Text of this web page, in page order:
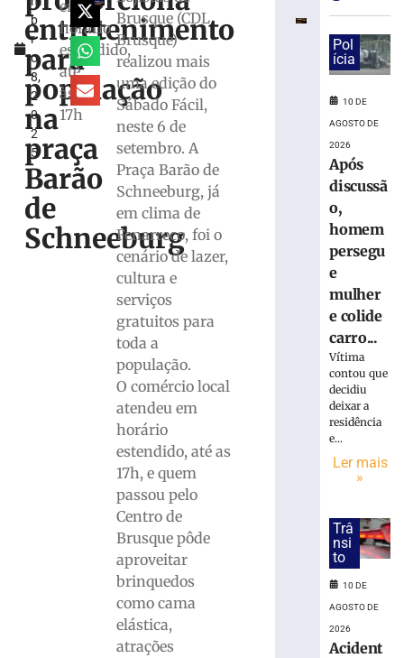
b
r
o
8,
2
0
2
5
entretenimento
para
população
na
praça
Barão
de
Schneeburg
em
horário
estendido,
até
às
17h
Brusque (CDL
Brusque)
realizou mais
uma edição do
Sábado Fácil,
neste 6 de
setembro. A
Praça Barão de
Schneeburg, já
em clima de
Fenarreco, foi o
cenário de lazer,
cultura e
serviços
gratuitos para
toda a
população.
O comércio local
atendeu em
horário
estendido, até as
17h, e quem
passou pelo
Centro de
Brusque pôde
aproveitar
brinquedos
como cama
elástica,
atrações
contabiliza
desalojados
após
tempestades
agosto
mais
Apostas
Brusque
Guabiruba
acertam
quadra
Concurso
Mega-
Sena
agosto
Pol
ícia
10 DE
AGOSTO DE
2026
Após
discussã
o,
homem
persegu
e
mulher
e colide
carro...
Vítima
contou que
decidiu
deixar a
residência
e...
Ler mais
»
Trâ
nsi
to
10 DE
AGOSTO DE
2026
Acident